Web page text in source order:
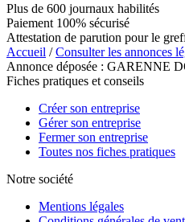
Plus de 600 journaux habilités
Paiement 100% sécurisé
Attestation de parution pour le
Accueil /Consulter les annonces
Annonce déposée : GARENNE
Fiches pratiques et conseils
Créer son entreprise
Gérer son entreprise
Fermer son entreprise
Toutes nos fiches pratiques
Notre société
Mentions légales